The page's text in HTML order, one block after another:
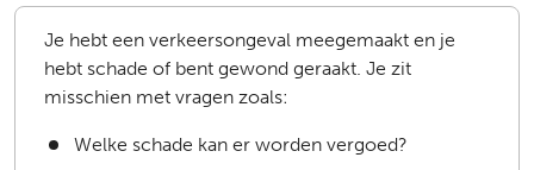
Je hebt een verkeersongeval meegemaakt en je
hebt schade of bent gewond geraakt. Je zit
misschien met vragen zoals:
Welke schade kan er worden vergoed?